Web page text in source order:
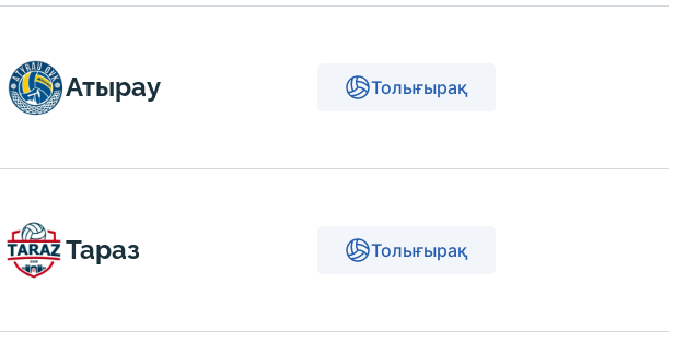
Атырау Толығырақ
Тараз Толығырақ